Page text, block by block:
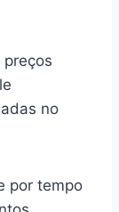
no
por tempo